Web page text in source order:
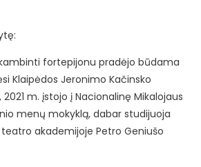
fortepijonu pradėjo būdama
Klaipėdos Jeronimo Kačinsko
m. įstojo į Nacionalinę Mikalojaus
menų mokyklą, dabar studijuoja
akademijoje Petro Geniušo